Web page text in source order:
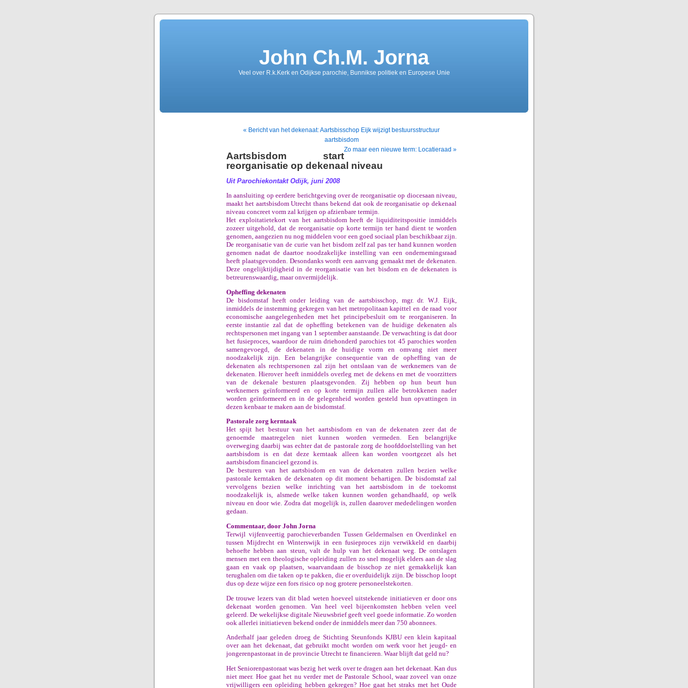
John Ch.M. Jorna
Veel over R.k.Kerk en Odijkse parochie, Bunnikse politiek en Europese Unie
« Bericht van het dekenaat: Aartsbisschop Eijk wijzigt bestuursstructuur
aartsbisdom
Zo maar een nieuwe term: Locatieraad »
Aartsbisdom start
reorganisatie op dekenaal niveau
Uit Parochiekontakt Odijk, juni 2008
In aansluiting op eerdere berichtgeving over de reorganisatie op diocesaan niveau,
maakt het aartsbisdom Utrecht thans bekend dat ook de reorganisatie op dekenaal
niveau concreet vorm zal krijgen op afzienbare termijn.
Het exploitatietekort van het aartsbisdom heeft de liquiditeitspositie inmiddels
zozeer uitgehold, dat de reorganisatie op korte termijn ter hand dient te worden
genomen, aangezien nu nog middelen voor een goed sociaal plan beschikbaar zijn.
De reorganisatie van de curie van het bisdom zelf zal pas ter hand kunnen worden
genomen nadat de daartoe noodzakelijke instelling van een ondernemingsraad
heeft plaatsgevonden. Desondanks wordt een aanvang gemaakt met de dekenaten.
Deze ongelijktijdigheid in de reorganisatie van het bisdom en de dekenaten is
betreurenswaardig, maar onvermijdelijk.
Opheffing dekenaten
De bisdomstaf heeft onder leiding van de aartsbisschop, mgr. dr. W.J. Eijk,
inmiddels de instemming gekregen van het metropolitaan kapittel en de raad voor
economische aangelegenheden met het principebesluit om te reorganiseren. In
eerste instantie zal dat de opheffing betekenen van de huidige dekenaten als
rechtspersonen met ingang van 1 september aanstaande. De verwachting is dat door
het fusieproces, waardoor de ruim driehonderd parochies tot 45 parochies worden
samengevoegd, de dekenaten in de huidige vorm en omvang niet meer
noodzakelijk zijn. Een belangrijke consequentie van de opheffing van de
dekenaten als rechtspersonen zal zijn het ontslaan van de werknemers van de
dekenaten. Hierover heeft inmiddels overleg met de dekens en met de voorzitters
van de dekenale besturen plaatsgevonden. Zij hebben op hun beurt hun
werknemers geïnformeerd en op korte termijn zullen alle betrokkenen nader
worden geïnformeerd en in de gelegenheid worden gesteld hun opvattingen in
dezen kenbaar te maken aan de bisdomstaf.
Pastorale zorg kerntaak
Het spijt het bestuur van het aartsbisdom en van de dekenaten zeer dat de
genoemde maatregelen niet kunnen worden vermeden. Een belangrijke
overweging daarbij was echter dat de pastorale zorg de hoofddoelstelling van het
aartsbisdom is en dat deze kerntaak alleen kan worden voortgezet als het
aartsbisdom financieel gezond is.
De besturen van het aartsbisdom en van de dekenaten zullen bezien welke
pastorale kerntaken de dekenaten op dit moment behartigen. De bisdomstaf zal
vervolgens bezien welke inrichting van het aartsbisdom in de toekomst
noodzakelijk is, alsmede welke taken kunnen worden gehandhaafd, op welk
niveau en door wie. Zodra dat mogelijk is, zullen daarover mededelingen worden
gedaan.
Commentaar, door John Jorna
Terwijl vijfenveertig parochieverbanden Tussen Geldermalsen en Overdinkel en
tussen Mijdrecht en Winterswijk in een fusieproces zijn verwikkeld en daarbij
behoefte hebben aan steun, valt de hulp van het dekenaat weg. De ontslagen
mensen met een theologische opleiding zullen zo snel mogelijk elders aan de slag
gaan en vaak op plaatsen, waarvandaan de bisschop ze niet gemakkelijk kan
terughalen om die taken op te pakken, die er overduidelijk zijn. De bisschop loopt
dus op deze wijze een fors risico op nog grotere personeelstekorten.
De trouwe lezers van dit blad weten hoeveel uitstekende initiatieven er door ons
dekenaat worden genomen. Van heel veel bijeenkomsten hebben velen veel
geleerd. De wekelijkse digitale Nieuwsbrief geeft veel goede informatie. Zo worden
ook allerlei initiatieven bekend onder de inmiddels meer dan 750 abonnees.
Anderhalf jaar geleden droeg de Stichting Steunfonds KJBU een klein kapitaal
over aan het dekenaat, dat gebruikt mocht worden om werk voor het jeugd- en
jongerenpastoraat in de provincie Utrecht te financieren. Waar blijft dat geld nu?
Het Seniorenpastoraat was bezig het werk over te dragen aan het dekenaat. Kan dus
niet meer. Hoe gaat het nu verder met de Pastorale School, waar zoveel van onze
vrijwilligers een opleiding hebben gekregen? Hoe gaat het straks met het Oude